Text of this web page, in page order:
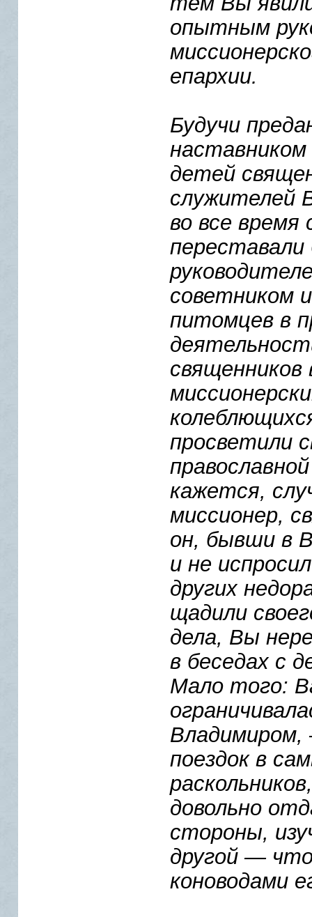
опытным
епархии.
Будучи
детей
служителей
во все время
советником
питомцев в
священников
просветили
кажется,
миссионер,
он, бывши в
и не
других
щадили
дела, Вы
в беседах с
Мало того:
поездок в
довольно
стороны,
другой —
коноводами